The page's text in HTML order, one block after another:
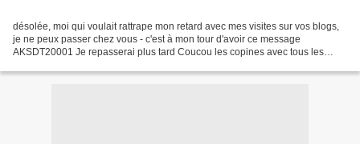
désolée, moi qui voulait rattrape mon retard avec mes visites sur vos blogs,
je ne peux passer chez vous - c'est à mon tour d'avoir ce message
AKSDT20001 Je repasserai plus tard Coucou les copines avec tous les